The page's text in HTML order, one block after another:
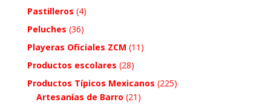
Pastilleros (4)
Peluches (36)
Playeras Oficiales ZCM (11)
Productos escolares (28)
Productos Típicos Mexicanos (225)
Artesanías de Barro (21)